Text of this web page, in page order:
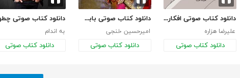
دانلود کتاب صوتی افکار کودکانه
علیرضا هزاره
دانلود کتاب صوتی
دانلود کتاب صوتی بابک خرمدین
امیرحسین خنجی
دانلود کتاب صوتی
به اندام
دانلود کتاب صوتی